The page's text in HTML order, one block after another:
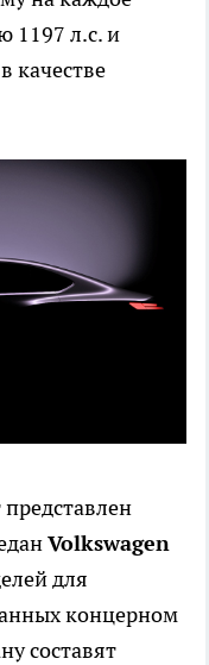
1197 л.с. и
качестве
Volkswagen
для
концерном
составят